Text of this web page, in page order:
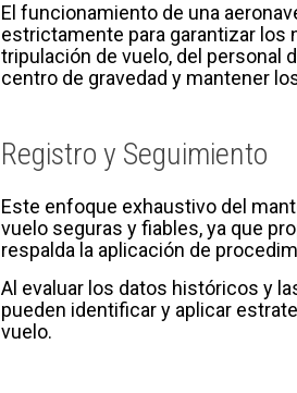
El funcionamiento de una
estrictamente para garantizar los
tripulación de vuelo, del personal
centro de gravedad y mantener
Registro y Seguimiento
Este enfoque exhaustivo del
vuelo seguras y fiables, ya que
respalda la aplicación de
Al evaluar los datos históricos y
pueden identificar y aplicar
vuelo.